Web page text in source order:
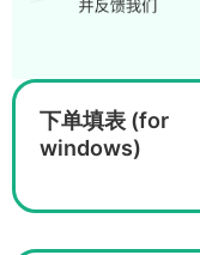
下单填表 (for
windows)